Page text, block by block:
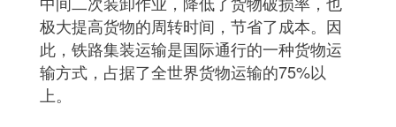
极大提高货物的周转时间，节省了成本。因
此，铁路集装运输是国际通行的一种货物运
输方式，占据了全世界货物运输的75%以
上。